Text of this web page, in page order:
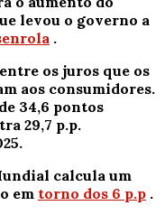
levou o governo a
.
os juros que os
aos consumidores.
34,6 pontos
29,7 p.p.
calcula um
em torno dos 6 p.p .